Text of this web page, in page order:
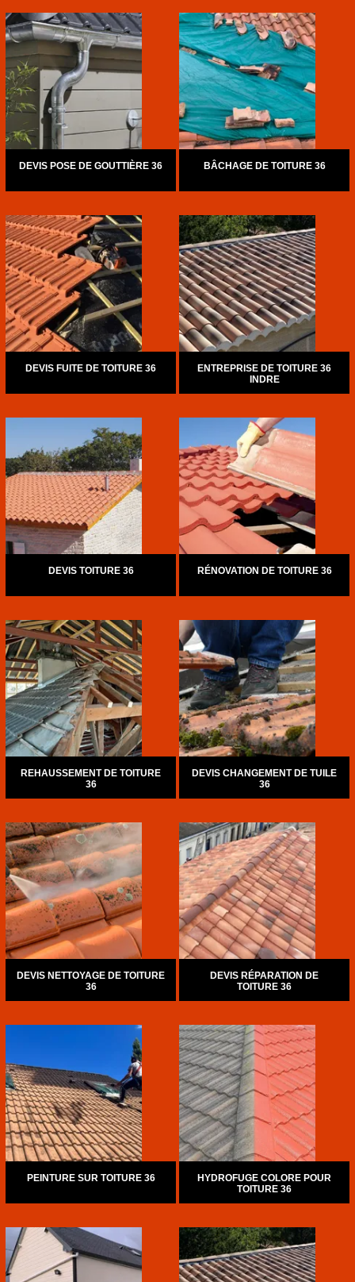
DEVIS POSE DE GOUTTIÈRE 36 BÂCHAGE DE TOITURE 36
DEVIS FUITE DE TOITURE 36
ENTREPRISE DE TOITURE 36
INDRE
DEVIS TOITURE 36 RÉNOVATION DE TOITURE 36
REHAUSSEMENT DE TOITURE
36
DEVIS CHANGEMENT DE TUILE
36
DEVIS NETTOYAGE DE TOITURE
36
DEVIS RÉPARATION DE
TOITURE 36
PEINTURE SUR TOITURE 36
HYDROFUGE COLORE POUR
TOITURE 36